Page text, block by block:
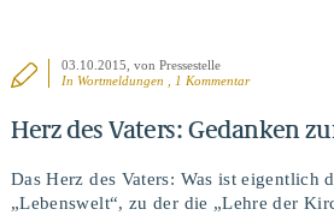
03.10.2015 , von Pressestelle
InWortmeldungen , 1 Kommentar
Herz des Vaters: Gedanken
Das Herz des Vaters: Was ist eigentlich
„Lebenswelt“, zu der die „Lehre der